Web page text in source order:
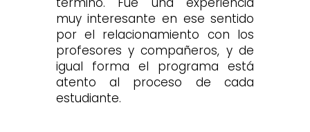
muy interesante en ese sentido
por el relacionamiento con los
profesores y compañeros, y de
igual forma el programa está
atento al proceso de cada
estudiante.